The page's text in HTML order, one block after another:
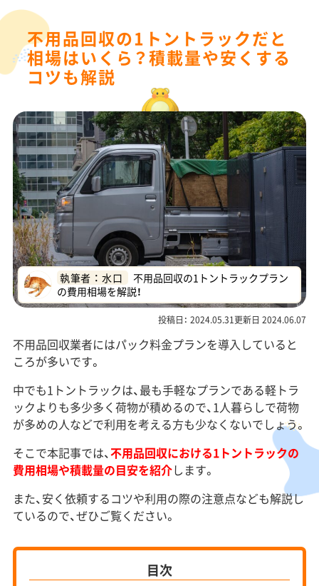
不用品回収の1トントラックだと
相場はいくら？積載量や安くする
コツも解説
執筆者 ： 水口
不用品回収の1トントラックプラン
の費用相場を解説！
投稿日： 2024.05.31更新日 2024.06.07
不用品回収業者にはパック料金プランを導入していると
ころが多いです。
中でも1トントラックは、最も手軽なプランである軽トラ
ックよりも多少多く荷物が積めるので、1人暮らしで荷物
が多めの人などで利用を考える方も少なくないでしょう。
そこで本記事では、不用品回収における1トントラックの
費用相場や積載量の目安を紹介します。
また、安く依頼するコツや利用の際の注意点なども解説し
ているので、ぜひご覧ください。
目次